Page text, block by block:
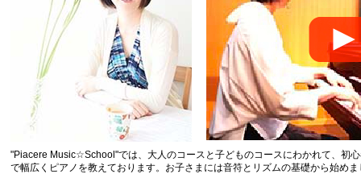
"Piacere Music☆School"では、大人のコースと子どものコースにわかれて、初
で幅広くピアノを教えております。お子さまには音符とリズムの基礎から始め